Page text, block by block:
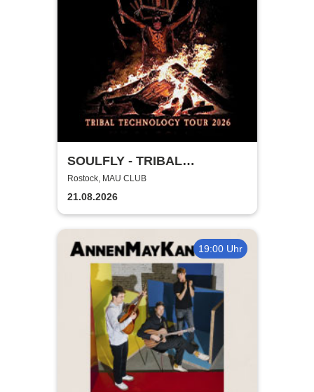
SOULFLY - TRIBAL
TECHNOLOGY TOUR 2026
Rostock, MAU CLUB
21.08.2026
19:00 Uhr